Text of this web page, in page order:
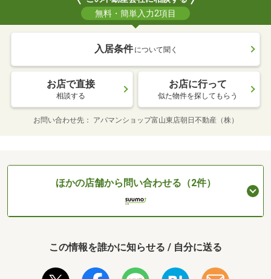
無料・簡単入力2項目
入居条件 について聞く
お店で直接
相談する
お店に行って
似た物件を探してもらう
お問い合わせ先 アパマンショップ富山東店朝日不動産（株）
ほかの店舗から問い合わせる（2件）
この情報を誰かに知らせる / 自分に送る